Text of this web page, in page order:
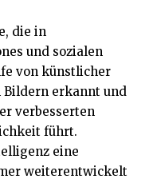
die in
und sozialen
von künstlicher
erkannt und
verbesserten
führt.
eine
weiterentwickelt